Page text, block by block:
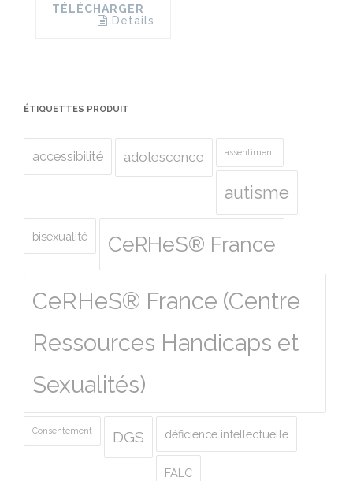
TÉLÉCHARGER
Details
ÉTIQUETTES PRODUIT
accessibilité adolescence assentiment
autisme
bisexualité CeRHeS® France
CeRHeS® France (Centre
Ressources Handicaps et
Sexualités)
Consentement DGS déficience intellectuelle
FALC